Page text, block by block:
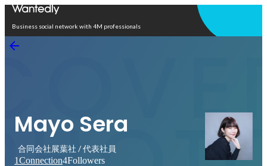
Business social network with 4M professionals
Mayo Sera
合同会社展葉社 / 代表社員
1Connection4Followers